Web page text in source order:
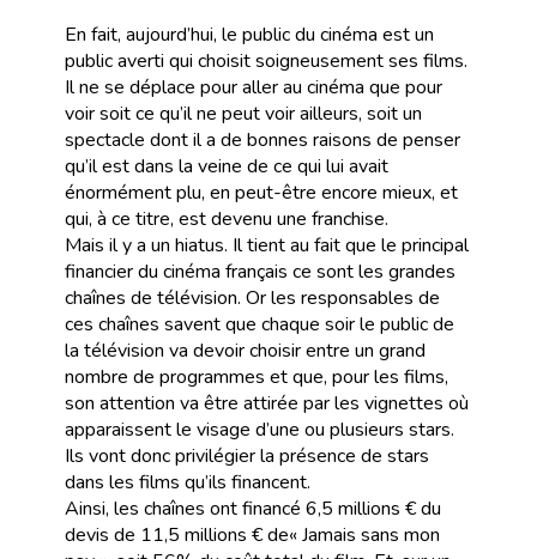
En fait, aujourd’hui, le public du cinéma est un
public averti qui choisit soigneusement ses films.
Il ne se déplace pour aller au cinéma que pour
voir soit ce qu’il ne peut voir ailleurs, soit un
spectacle dont il a de bonnes raisons de penser
qu’il est dans la veine de ce qui lui avait
énormément plu, en peut-être encore mieux, et
qui, à ce titre, est devenu une franchise.
Mais il y a un hiatus. Il tient au fait que le principal
financier du cinéma français ce sont les grandes
chaînes de télévision. Or les responsables de
ces chaînes savent que chaque soir le public de
la télévision va devoir choisir entre un grand
nombre de programmes et que, pour les films,
son attention va être attirée par les vignettes où
apparaissent le visage d’une ou plusieurs stars.
Ils vont donc privilégier la présence de stars
dans les films qu’ils financent.
Ainsi, les chaînes ont financé 6,5 millions € du
devis de 11,5 millions € de« Jamais sans mon